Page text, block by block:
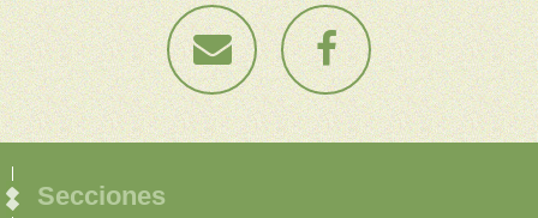
Secciones